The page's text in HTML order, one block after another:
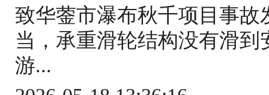
致华蓥市瀑布秋千项目事
当，承重滑轮结构没有滑
游...